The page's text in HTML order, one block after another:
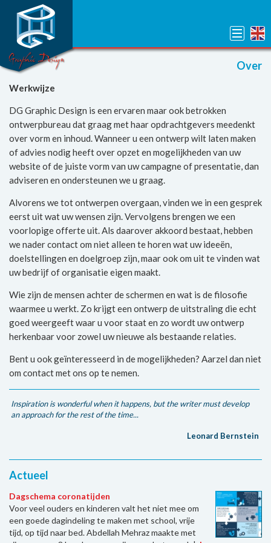
Over
Werkwijze
DG Graphic Design is een ervaren maar ook betrokken
ontwerpbureau dat graag met haar opdrachtgevers meedenkt
over vorm en inhoud. Wanneer u een ontwerp wilt laten maken
of advies nodig heeft over opzet en mogelijkheden van uw
website of de juiste vorm van uw campagne of presentatie, dan
adviseren en ondersteunen we u graag.
Alvorens we tot ontwerpen overgaan, vinden we in een gesprek
eerst uit wat uw wensen zijn. Vervolgens brengen we een
voorlopige offerte uit. Als daarover akkoord bestaat, hebben
we nader contact om niet alleen te horen wat uw ideeën,
doelstellingen en doelgroep zijn, maar ook om uit te vinden wat
uw bedrijf of organisatie eigen maakt.
Wie zijn de mensen achter de schermen en wat is de filosofie
waarmee u werkt. Zo krijgt een ontwerp de uitstraling die echt
goed weergeeft waar u voor staat en zo wordt uw ontwerp
herkenbaar voor zowel uw nieuwe als bestaande relaties.
Bent u ook geïnteresseerd in de mogelijkheden? Aarzel dan niet
om contact met ons op te nemen.
Inspiration is wonderful when it happens, but the writer must develop
an approach for the rest of the time...
Leonard Bernstein
Actueel
Dagschema coronatijden
Voor veel ouders en kinderen valt het niet mee om
een goede dagindeling te maken met school, vrije
tijd, op tijd naar bed. Abdellah Mehraz maakte met